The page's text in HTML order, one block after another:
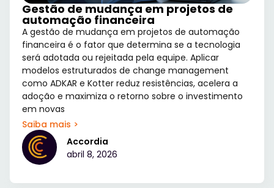
Gestão de mudança em projetos de
automação financeira
A gestão de mudança em projetos de automação
financeira é o fator que determina se a tecnologia
será adotada ou rejeitada pela equipe. Aplicar
modelos estruturados de change management
como ADKAR e Kotter reduz resistências, acelera a
adoção e maximiza o retorno sobre o investimento
em novas
Saiba mais >
Accordia
abril 8, 2026